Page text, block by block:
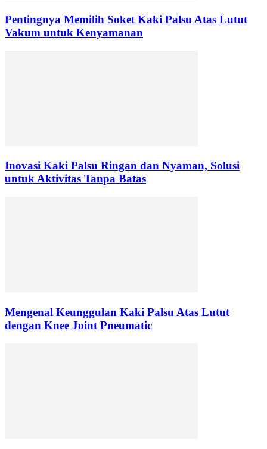
Pentingnya Memilih Soket Kaki Palsu Atas Lutut
Vakum untuk Kenyamanan
Inovasi Kaki Palsu Ringan dan Nyaman, Solusi
untuk Aktivitas Tanpa Batas
Mengenal Keunggulan Kaki Palsu Atas Lutut
dengan Knee Joint Pneumatic